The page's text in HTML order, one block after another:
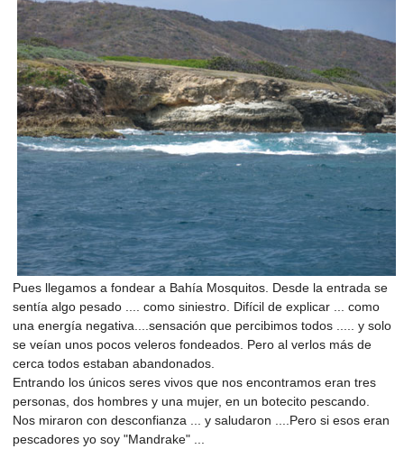
Pues llegamos a fondear a Bahía Mosquitos. Desde la entrada se
sentía algo pesado .... como siniestro. Difícil de explicar ... como
una energía negativa....sensación que percibimos todos ..... y solo
se veían unos pocos veleros fondeados. Pero al verlos más de
cerca todos estaban abandonados.
Entrando los únicos seres vivos que nos encontramos eran tres
personas, dos hombres y una mujer, en un botecito pescando.
Nos miraron con desconfianza ... y saludaron ....Pero si esos eran
pescadores yo soy "Mandrake" ...